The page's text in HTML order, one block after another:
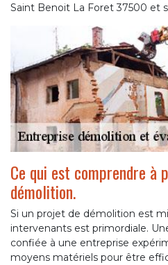
Saint Benoit La Foret 37500 et
Ce qui est comprendre à
démolition.
Si un projet de démolition est
intervenants est primordiale.
confiée à une entreprise
moyens matériels pour être